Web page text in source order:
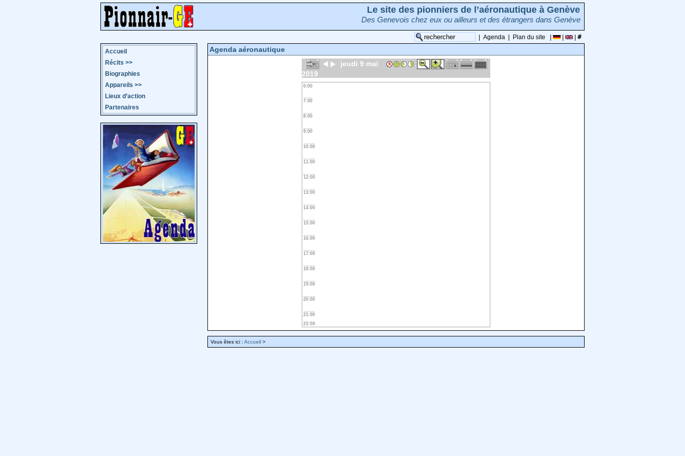
Le site des pionniers de l’aéronautique à Genève
Des Genevois chez eux ou ailleurs et des étrangers dans Genève
Agenda Plan du site
Accueil
Récits >>
Biographies
Appareils >>
Lieux d’action
Partenaires
Agenda aéronautique
jeudi 9 mai
2019
0:00
7:00
8:00
9:00
10:00
11:00
12:00
13:00
14:00
15:00
16:00
17:00
18:00
19:00
20:00
21:00
23:59
Vous êtes ici : Accueil >